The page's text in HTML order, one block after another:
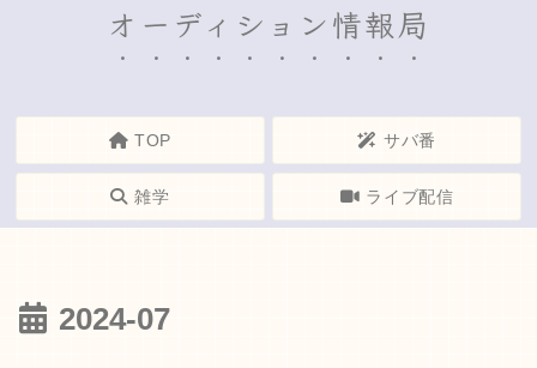
オーディション情報局
TOP サバ番
雑学 ライブ配信
2024-07